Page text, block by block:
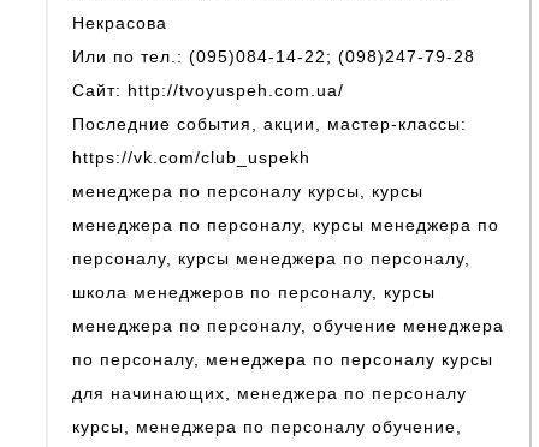
Некрасова
Или по тел.: (095)084-14-22; (098)247-79-28
Сайт: http://tvoyuspeh.com.ua/
Последние события, акции, мастер-классы:
https://vk.com/club_uspekh
менеджера по персоналу курсы, курсы
менеджера по персоналу, курсы менеджера по
персоналу, курсы менеджера по персоналу,
школа менеджеров по персоналу, курсы
менеджера по персоналу, обучение менеджера
по персоналу, менеджера по персоналу курсы
для начинающих, менеджера по персоналу
курсы, менеджера по персоналу обучение,